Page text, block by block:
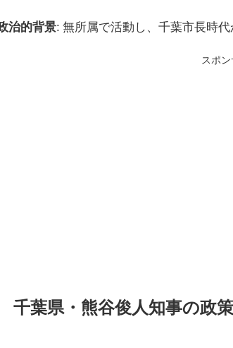
治的背景: 無所属で活動し、千葉市長時
スポ
千葉県・熊谷俊人知事の政